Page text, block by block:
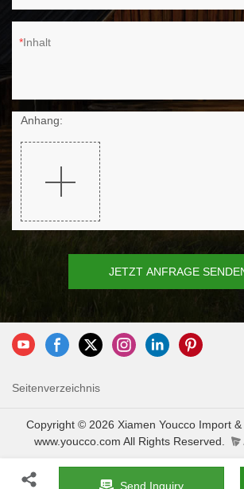
Inhalt
Anhang:
JETZT ANFRAGE
Seitenverzeichnis
Copyright © 2026 Xiamen Youcco Import
www.youcco.com All Rights Reserved.
Send Inquiry